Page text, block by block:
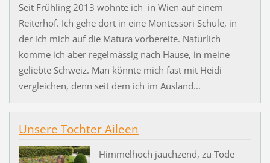
Seit Frühling 2013 wohnte ich in Wien auf einem
Reiterhof. Ich gehe dort in eine Montessori Schule, in
der ich mich auf die Matura vorbereite. Natürlich
komme ich aber regelmässig nach Hause, in meine
geliebte Schweiz. Man könnte mich fast mit Heidi
vergleichen, denn seit dem ich im Ausland...
Unsere Tochter Aileen
Himmelhoch jauchzend, zu Tode